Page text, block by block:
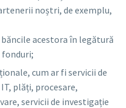
noștri, de exemplu,
acestora în legătură
fonduri;
cum ar fi servicii de
plăți, procesare,
servicii de investigație